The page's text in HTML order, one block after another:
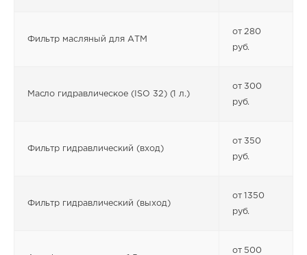
Фильтр масляный для АТМ
от 280
руб.
Масло гидравлическое (ISO 32) (1 л.)
от 300
руб.
Фильтр гидравлический (вход)
от 350
руб.
Фильтр гидравлический (выход)
от 1350
руб.
от 500